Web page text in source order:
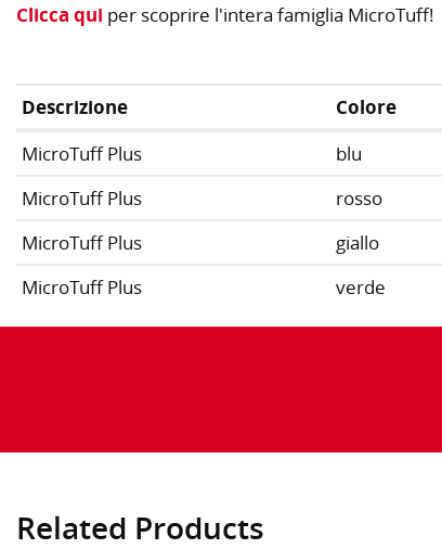
Clicca qui per scoprire l'intera famiglia MicroTuff!
Descrizione Colore
MicroTuff Plus
blu
MicroTuff Plus
rosso
MicroTuff Plus
giallo
MicroTuff Plus
verde
Related Products